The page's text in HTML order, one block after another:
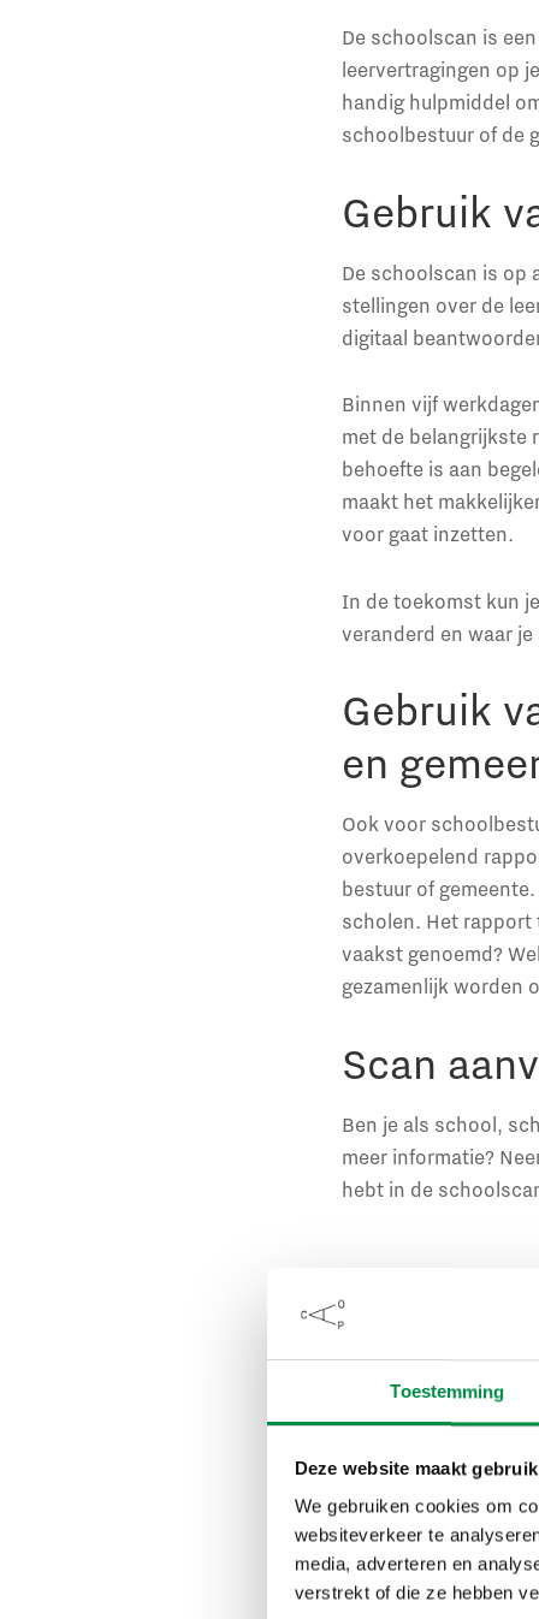
Toestemming
Deze website maakt
We gebruiken cookies om
websiteverkeer te
media, adverteren en
verstrekt of die ze hebben
De schoolscan is
leervertragingen op
handig hulpmiddel
schoolbestuur of de
Gebruik
De schoolscan is op
stellingen over de
digitaal
Binnen vijf
met de belangrijkste
behoefte is aan
maakt het
voor gaat inzetten.
In de toekomst kun
veranderd en waar
Gebruik
en
Ook voor
overkoepelend
bestuur of
scholen. Het rapport
vaakst genoemd?
gezamenlijk worden
Scan
Ben je als school,
meer informatie?
hebt in de
Alliantie
Met de alliantie